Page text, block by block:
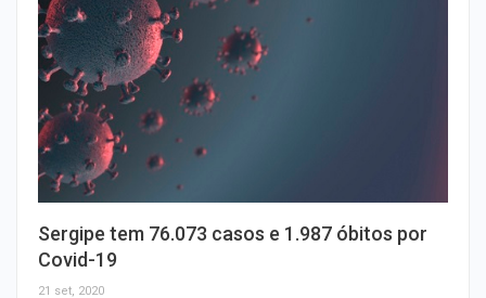
Sergipe tem 76.073 casos e 1.987 óbitos por
Covid-19
21 set, 2020